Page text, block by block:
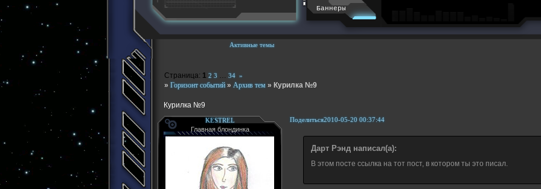
Активные темы
Баннеры
» Горизонт событий » Архив тем » Курилка №9
Курилка №9
Страница: 1 2 3 34 »
Поделиться2010-05-20 00:37:44
KESTREL
Главная блондинка
Дарт Рэнд написал(а):
В этом посте ссылка на тот пост, в котором ты это писал.